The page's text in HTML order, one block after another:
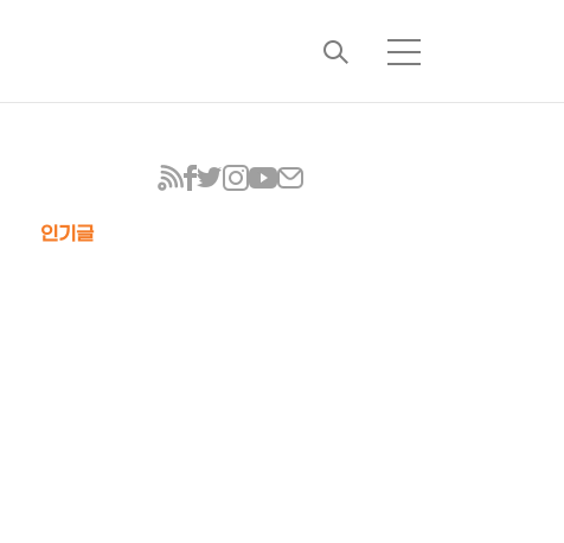
검
메
인기글